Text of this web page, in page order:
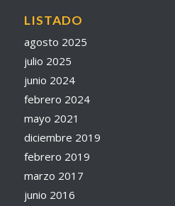
LISTADO
agosto 2025
julio 2025
junio 2024
febrero 2024
mayo 2021
diciembre 2019
febrero 2019
marzo 2017
junio 2016